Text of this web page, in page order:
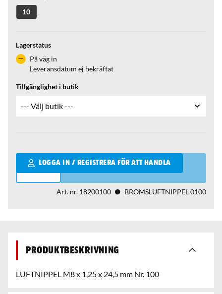
10
Lagerstatus
På väg in
Leveransdatum ej bekräftat
Tillgänglighet i butik
LOGGA IN / REGISTRERA FÖR ATT HANDLA
Qantity
Art. nr. 18200100 BROMSLUFTNIPPEL 0100
Produktbeskrivning
LUFTNIPPEL M8 x 1,25 x 24,5 mm Nr. 100